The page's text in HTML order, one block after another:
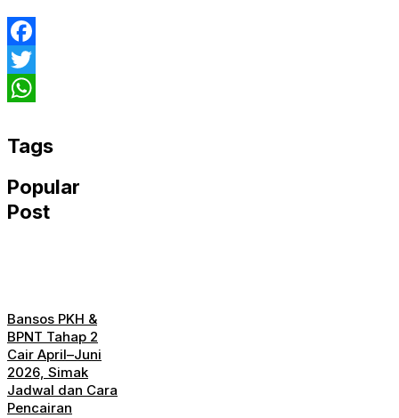
Facebook
Twitter
Tags
Popular
Post
Bansos PKH &
BPNT Tahap 2
Cair April–Juni
2026, Simak
Jadwal dan Cara
Pencairan